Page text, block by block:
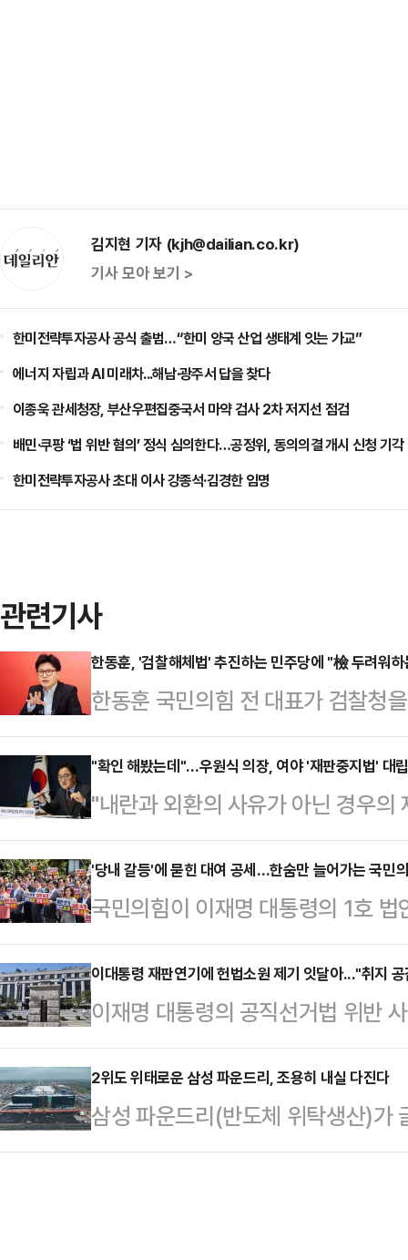
김지현 기자 (kjh@dailian.co.kr)
기사 모아 보기 >
한미전략투자공사 공식 출범…“한미 양국 산업 생태계 잇는 가교”
에너지 자립과 AI 미래차...해남·광주서 답을 찾다
이종욱 관세청장, 부산우편집중국서 마약 검사 2차 저지선 점검
배민·쿠팡 ‘법 위반 혐의’ 정식 심의한다…공정위, 동의의결 개시 신청 기각
한미전략투자공사 초대 이사 강종석·김경한 임명
관련기사
한동훈, '검찰해체법' 추진하는 민주당에 "檢 두려워
한동훈 국민의힘 전 대표가 검찰청
수사위원회를 새로 만드는 이른바 '
들을 향해 "할 일을 제대로 하는 검
라고 지적했다.한동훈 전 대표는
상 이 나라에서 없었으면 한다'는
서 없었으면 좋겠다는 게 선량한 국
한 전 대표는 "민주당 의원들이 오
꺼번에 발의했다"며…
"확인 해봤는데"…우원식 의장, 여야 '재판중지법' 대
"내란과 외환의 사유가 아닌 경우
다는) 것이 국회 입법조사처와 헌
을 둘러싼 총 5건의 재판에 대해 더
하는 '형사소송법 개정안' 추진 의
우원식 국회의장이 관련 논란에 대
회 사랑재에서 열린 취임 1주년 기
법 개정안을 놓고 의견이 첨예한데
각 법안에 대해 찬성…
'당내 갈등'에 묻힌 대여 공세…한숨만 늘어가는 국민
국민의힘이 이재명 대통령의 1호
이 대통령 재판 일정을 줄줄이 연
다. 하지만 당내 갈등 속 대여 투쟁
에선 정부·여당에 대한 견제 능력
있다.국민의힘은 11일 서울 서초구
위한 의원총회'를 열고 이 대통령의
사법부를 향해 질타를 가했다. 이
원내대표 …
이대통령 재판연기에 헌법소원 제기 잇달아..."취지
이재명 대통령의 공직선거법 위반
통령의 불소추특권을 규정한 헌법
과 관련해 헌법소원이 잇달아 제기
만 실제 인용 가능성은 작게 보는
재)에 따르면 지난 9일~10일 사이
2위도 위태로운 삼성 파운드리, 조용히 내실 다진다
삼성 파운드리(반도체 위탁생산)가
TSMC에 이은 2위 자리마저 위협